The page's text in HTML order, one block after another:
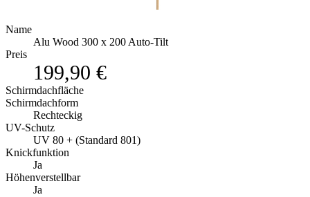
Name
Alu Wood 300 x 200 Auto-Tilt
Preis
199,90 €
Schirmdachfläche
Schirmdachform
Rechteckig
UV-Schutz
UV 80 + (Standard 801)
Knickfunktion
Ja
Höhenverstellbar
Ja